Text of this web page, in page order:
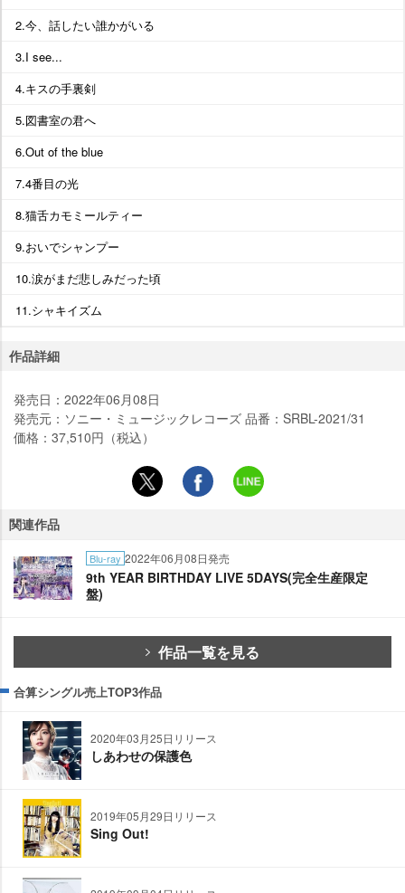
2.今、話したい誰かがいる
3.I see...
4.キスの手裏剣
5.図書室の君へ
6.Out of the blue
7.4番目の光
8.猫舌カモミールティー
9.おいでシャンプー
10.涙がまだ悲しみだった頃
11.シャキイズム
作品詳細
発売日：2022年06月08日
発売元：ソニー・ミュージックレコーズ 品番：SRBL-2021/31
価格：37,510円（税込）
関連作品
Blu-ray 2022年06月08日発売
9th YEAR BIRTHDAY LIVE 5DAYS(完全生産限定
盤)
作品一覧を見る
合算シングル売上TOP3作品
2020年03月25日リリース
しあわせの保護色
2019年05月29日リリース
Sing Out!